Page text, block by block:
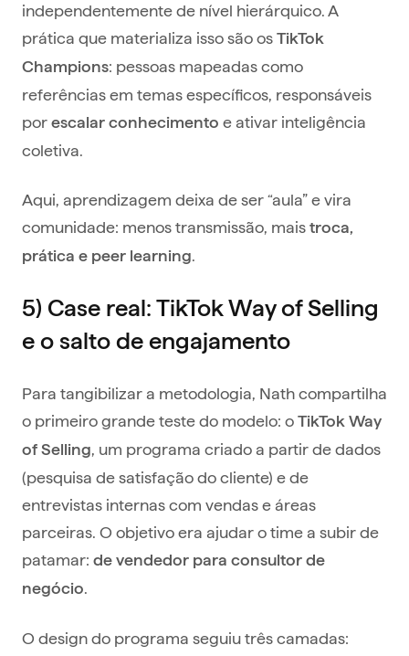
independentemente de nível hierárquico. A
prática que materializa isso são os TikTok
Champions: pessoas mapeadas como
referências em temas específicos, responsáveis
por escalar conhecimento e ativar inteligência
coletiva.
Aqui, aprendizagem deixa de ser “aula” e vira
comunidade: menos transmissão, mais troca,
prática e peer learning
5) Case real: TikTok Way of Selling
e o salto de engajamento
Para tangibilizar a metodologia, Nath compartilha
o primeiro grande teste do modelo: o TikTok Way
of Selling , um programa criado a partir de dados
(pesquisa de satisfação do cliente) e de
entrevistas internas com vendas e áreas
parceiras. O objetivo era ajudar o time a subir de
patamar: de vendedor para consultor de
negócio
O design do programa seguiu três camadas: